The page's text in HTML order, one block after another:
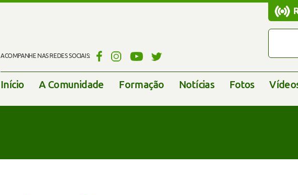
ACOMPANHE NAS REDES SOCIAIS:
Início A Comunidade Formação Notícias Fotos